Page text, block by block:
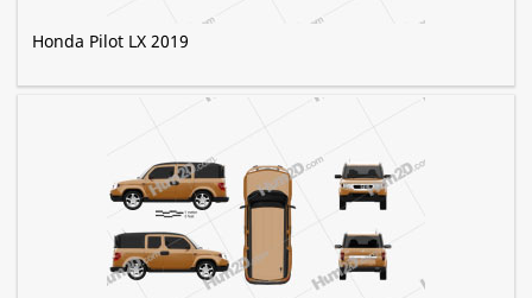
Honda Pilot LX 2019